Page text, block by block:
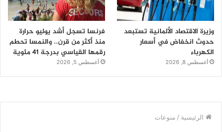
وزيرة الاقتصاد الألمانية تستبعد
حدوث انخفاض في أسعار
الكهرباء
أغسطس 8, 2026
فرنسا تسجل أشد يوليو حرارة
منذ أكثر من قرن.. والنمسا تحطم
رقمها القياسي بدرجة 41 مئوية
أغسطس 5, 2026